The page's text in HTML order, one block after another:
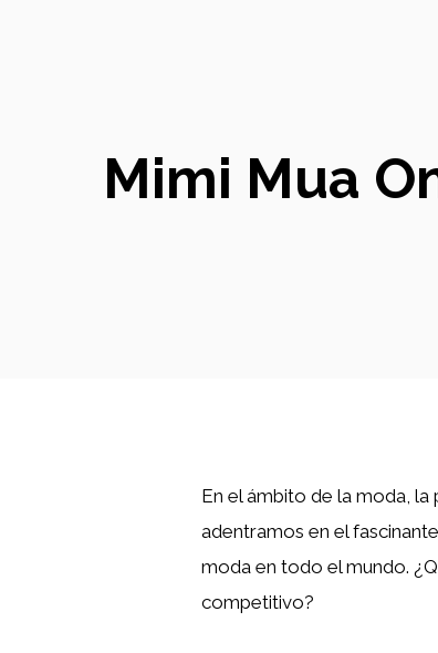
Mimi Mua
En el ámbito de la moda, la
adentramos en el
moda en todo el mundo.
competitivo?